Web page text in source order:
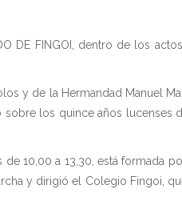
DE FINGOI, dentro de los
y de la Hermandad Manuel
sobre los quince años lucenses
10,00 a 13,30, está formada
y dirigió el Colegio Fingoi,